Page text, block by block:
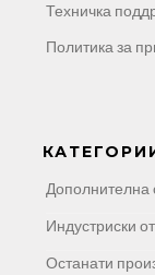
Техничка
Политика за
Дополнителна
Индустриски
Останати